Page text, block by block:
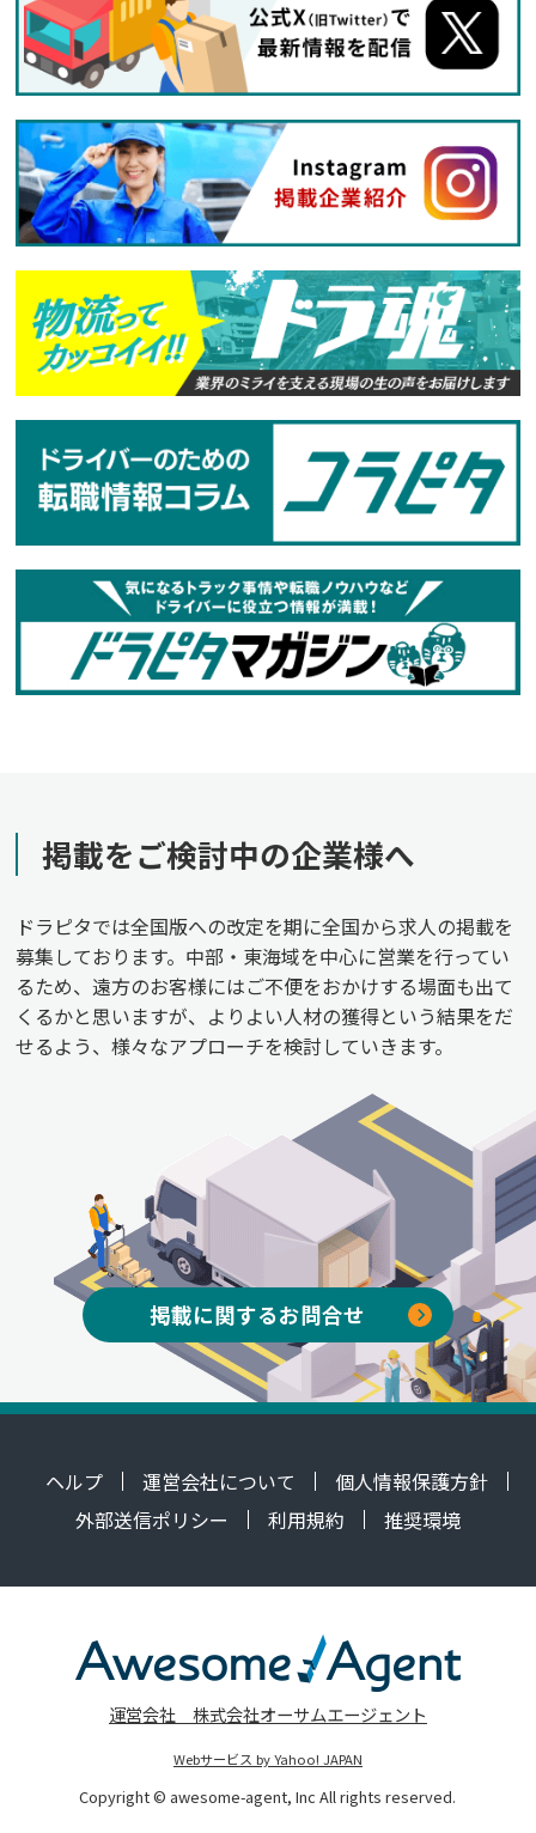
掲載をご検討中の企業様へ
ドラピタでは全国版への改定を期に全国から求人の掲載を
募集しております。中部・東海域を中心に営業を行ってい
るため、遠方のお客様にはご不便をおかけする場面も出て
くるかと思いますが、よりよい人材の獲得という結果をだ
せるよう、様々なアプローチを検討していきます。
掲載に関するお問合せ
ヘルプ 運営会社について
個人情報保護方針
外部送信ポリシー
利用規約 推奨環境
運営会社 株式会社オーサムエージェント
Webサービス by Yahoo! JAPAN
Copyright © awesome-agent, Inc All rights reserved.